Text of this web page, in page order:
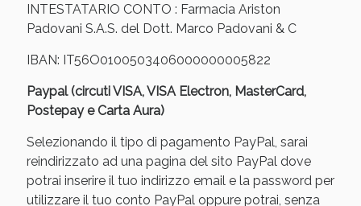
INTESTATARIO CONTO : Farmacia Ariston
Padovani S.A.S. del Dott. Marco Padovani & C
IBAN: IT56O0100503406000000005822
Paypal (circuti VISA, VISA Electron, MasterCard,
Postepay e Carta Aura)
Selezionando il tipo di pagamento PayPal, sarai
reindirizzato ad una pagina del sito PayPal dove
potrai inserire il tuo indirizzo email e la password per
utilizzare il tuo conto PayPal oppure potrai, senza
Vie Urinarie e Prostata: Sconti fino al 45% oggi!